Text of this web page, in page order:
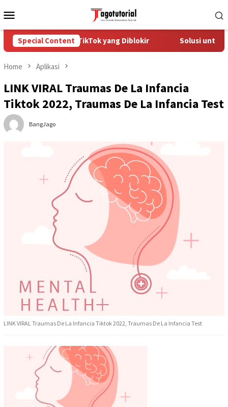
to
Menu
Special Content
Mengatasi Akun TikTok yang Diblokir Solusi untuk
Home Aplikasi
LINK VIRAL Traumas De La Infancia
Tiktok 2022, Traumas De La Infancia Test
BangJago
LINK VIRAL Traumas De La Infancia Tiktok 2022, Traumas De La Infancia Test